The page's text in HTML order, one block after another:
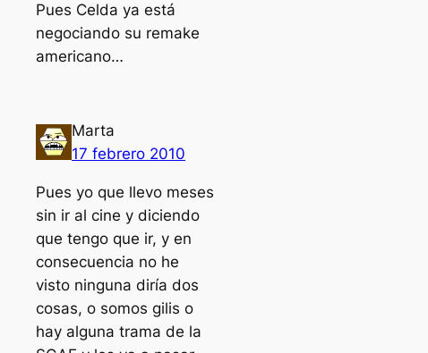
Pues Celda ya está
negociando su remake
americano…
Marta
17 febrero 2010
Pues yo que llevo meses
sin ir al cine y diciendo
que tengo que ir, y en
consecuencia no he
visto ninguna diría dos
cosas, o somos gilis o
hay alguna trama de la